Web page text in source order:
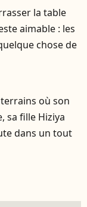
la table
aimable : les
chose de
où son
sa fille Hiziya
dans un tout